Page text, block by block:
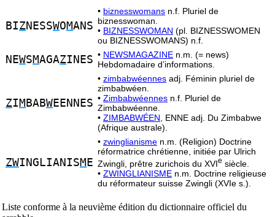
BIZNESSWOMANS
• biznesswomans n.f. Pluriel de
biznesswoman.
• BIZNESSWOMAN (pl. BIZNESSWOMEN
ou BIZNESSWOMANS) n.f.
NEWSMAGAZINES • NEWSMAGAZINE n.m. (= news)
Hebdomadaire d’informations.
ZI M BABWEENNES
• zimbabwéennes adj. Féminin pluriel de
zimbabwéen.
• Zimbabwéennes n.f. Pluriel de
Zimbabwéenne.
• ZIMBABWÉEN,
ENNE adj. Du Zimbabwe
(Afrique australe).
ZWINGLIANISM E
• zwinglianisme n.m. (Religion) Doctrine
réformatrice chrétienne, initiée par Ulrich
Zwingli, prêtre zurichois du XVIe siècle.
• ZWINGLIANISME n.m. Doctrine religieuse
du réformateur suisse Zwingli (XVIe s.).
Liste conforme à la neuvième édition du dictionnaire officiel du